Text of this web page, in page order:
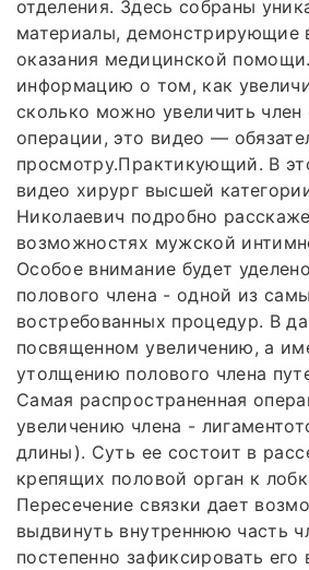
отделения. Здесь собраны
материалы, демонстрирующие
оказания медицинской
информацию о том, как
сколько можно увеличить
операции, это видео —
просмотру.Практикующий. В
видео хирург высшей
Николаевич подробно
возможностях мужской
Особое внимание будет
полового члена - одной из
востребованных процедур. В
посвященном увеличению, а
утолщению полового члена
Самая распространенная
увеличению члена -
длины). Суть ее состоит в
крепящих половой орган к
Пересечение связки дает
выдвинуть внутреннюю часть
постепенно зафиксировать его